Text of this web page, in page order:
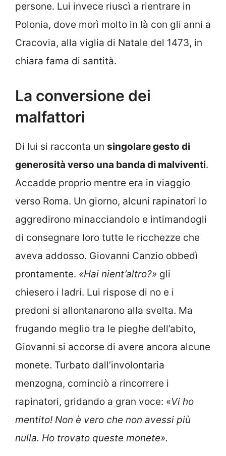
persone. Lui invece riuscì a rientrare in
Polonia, dove morì molto in là con gli anni a
Cracovia, alla viglia di Natale del 1473, in
chiara fama di santità.
La conversione dei
malfattori
Di lui si racconta un singolare gesto di
generosità verso una banda di malviventi.
Accadde proprio mentre era in viaggio
verso Roma. Un giorno, alcuni rapinatori lo
aggredirono minacciandolo e intimandogli
di consegnare loro tutte le ricchezze che
aveva addosso. Giovanni Canzio obbedì
prontamente. «Hai nient’altro?» gli
chiesero i ladri. Lui rispose di no e i
predoni si allontanarono alla svelta. Ma
frugando meglio tra le pieghe dell’abito,
Giovanni si accorse di avere ancora alcune
monete. Turbato dall’involontaria
menzogna, cominciò a rincorrere i
rapinatori, gridando a gran voce: «Vi ho
mentito! Non è vero che non avessi più
nulla. Ho trovato queste monete».